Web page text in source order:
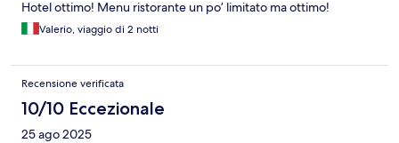
Hotel ottimo! Menu ristorante un po’ limitato ma ottimo!
Valerio, viaggio di 2 notti
Recensione verificata
10/10 Eccezionale
25 ago 2025